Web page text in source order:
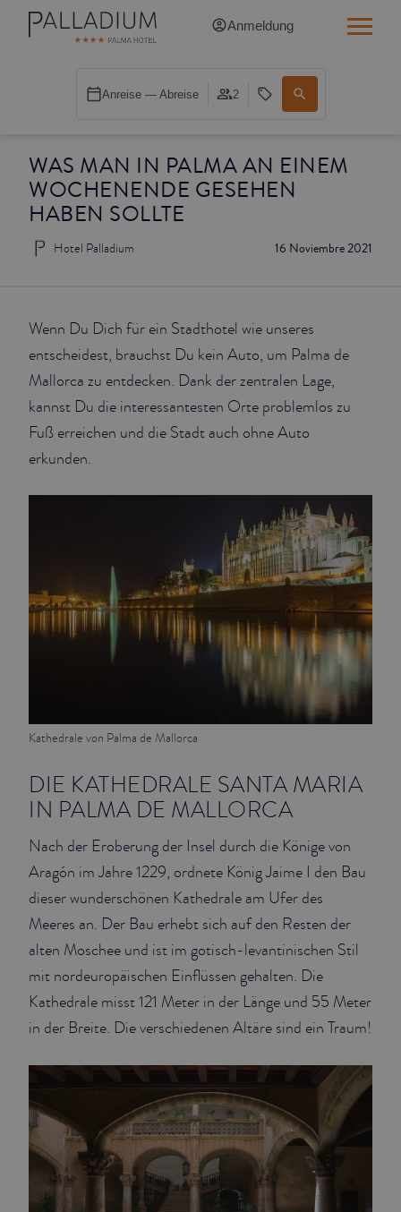
WAS MAN IN PALMA AN EINEM
WOCHENENDE GESEHEN
HABEN SOLLTE
16 Noviembre 2021
Hotel Palladium
Wenn Du Dich für ein Stadthotel wie unseres
entscheidest, brauchst Du kein Auto, um Palma de
Mallorca zu entdecken. Dank der zentralen Lage,
kannst Du die interessantesten Orte problemlos zu
Fuß erreichen und die Stadt auch ohne Auto
erkunden.
Kathedrale von Palma de Mallorca
DIE KATHEDRALE SANTA MARIA
IN PALMA DE MALLORCA
Nach der Eroberung der Insel durch die Könige von
Aragón im Jahre 1229, ordnete König Jaime I den Bau
dieser wunderschönen Kathedrale am Ufer des
Meeres an. Der Bau erhebt sich auf den Resten der
alten Moschee und ist im gotisch-levantinischen Stil
mit nordeuropäischen Einflüssen gehalten. Die
Kathedrale misst 121 Meter in der Länge und 55 Meter
in der Breite. Die verschiedenen Altäre sind ein Traum!
Anmeldung
Anreise — Abreise 2
SINGLE BALCONY CATHEDRAL
DOUBLE RED
DOUBLE INN
SUPERIOR
JUNIOR SUITES